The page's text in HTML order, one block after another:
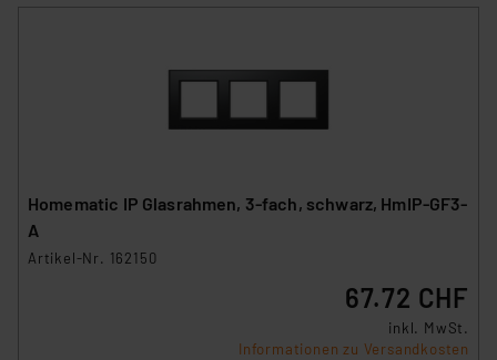
Homematic IP Glasrahmen, 3-fach, schwarz, HmIP-GF3-
A
Artikel-Nr. 162150
67.72 CHF
inkl. MwSt.
Informationen zu Versandkosten